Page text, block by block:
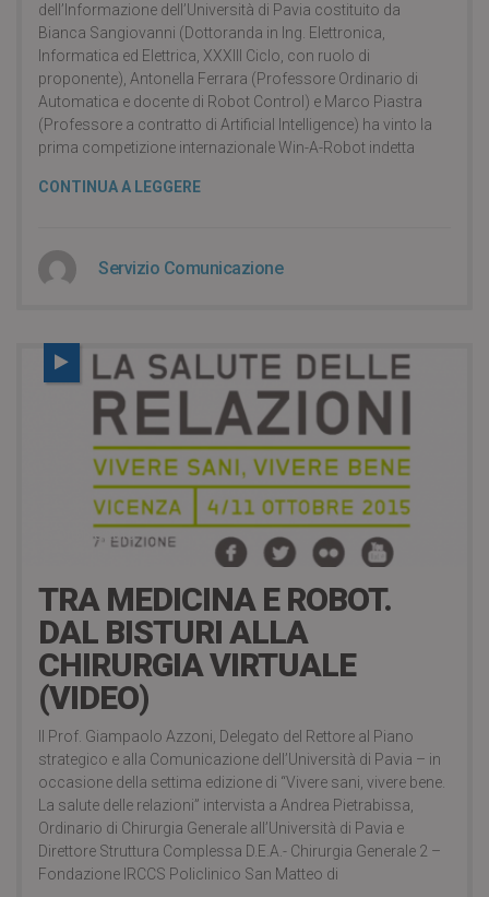
dell’Informazione dell’Università di Pavia costituito da
Bianca Sangiovanni (Dottoranda in Ing. Elettronica,
Informatica ed Elettrica, XXXIII Ciclo, con ruolo di
proponente), Antonella Ferrara (Professore Ordinario di
Automatica e docente di Robot Control) e Marco Piastra
(Professore a contratto di Artificial Intelligence) ha vinto la
prima competizione internazionale Win-A-Robot indetta
CONTINUA A LEGGERE
Servizio Comunicazione
15 Ottobre 2015
TRA MEDICINA E ROBOT.
DAL BISTURI ALLA
CHIRURGIA VIRTUALE
(VIDEO)
Il Prof. Giampaolo Azzoni, Delegato del Rettore al Piano
strategico e alla Comunicazione dell’Università di Pavia – in
occasione della settima edizione di “Vivere sani, vivere bene.
La salute delle relazioni” intervista a Andrea Pietrabissa,
Ordinario di Chirurgia Generale all’Università di Pavia e
Direttore Struttura Complessa D.E.A.- Chirurgia Generale 2 –
Fondazione IRCCS Policlinico San Matteo di